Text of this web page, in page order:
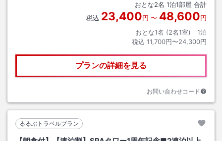
おとな2名 1泊1部屋 合計
税込 23,400円 〜 48,600円
おとな1名 (2名1室)｜ 1泊
税込 11,700円〜24,300円
プランの詳細を見る
お問い合わせコード
るるぶトラベルプラン